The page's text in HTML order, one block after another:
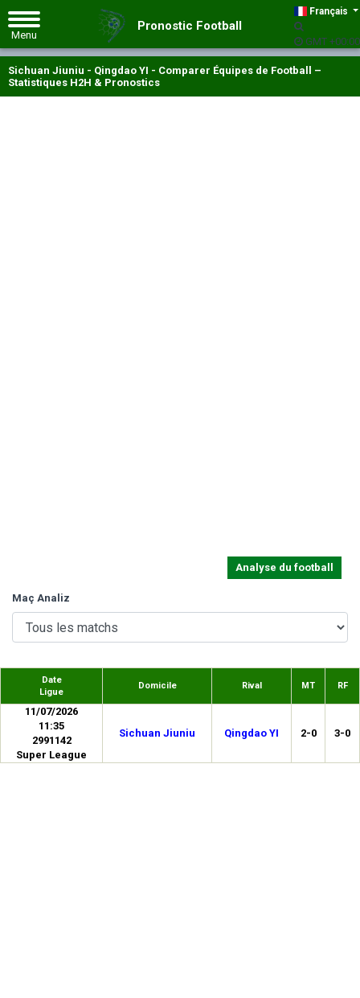
Français
GMT +00:00
Pronostic Football
Sichuan Jiuniu - Qingdao YI - Comparer Équipes de Football –
Statistiques H2H & Pronostics
Analyse du football
Maç Analiz
Date
Ligue
Domicile Rival MT RF
11/07/2026
11:35
2991142
Super League
Sichuan Jiuniu Qingdao YI 2-0 3-0